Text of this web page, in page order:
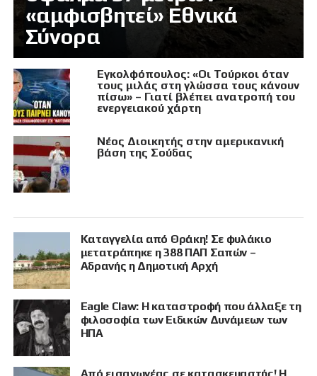
«αμφισβητεί» Εθνικά
Σύνορα
Εγκολφόπουλος: «Οι Τούρκοι όταν
τους μιλάς στη γλώσσα τους κάνουν
πίσω» – Γιατί βλέπει ανατροπή του
ενεργειακού χάρτη
Νέος Διοικητής στην αμερικανική
βάση της Σούδας
Καταγγελία από Θράκη! Σε φυλάκιο
μετατράπηκε η 388 ΠΑΠ Σαπών –
Αδρανής η Δημοτική Αρχή
Eagle Claw: Η καταστροφή που άλλαξε τη
φιλοσοφία των Ειδικών Δυνάμεων των
ΗΠΑ